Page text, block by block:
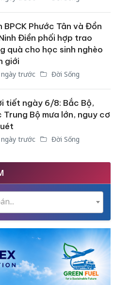
BPCK Phước Tân và Đồn
Điền phối hợp trao
quà cho học sinh nghèo
giới
ngày trước Đời Sống
tiết ngày 6/8: Bắc Bộ,
Trung Bộ mưa lớn, nguy cơ
ngày trước Đời Sống